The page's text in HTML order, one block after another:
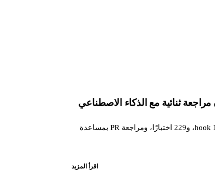
75 commit، و3 إضافات منتجية (التحقق بعد الترجمة، ملاحظة متعددة المواضع، وضع --news) ومنظومة جودة بمستوى صناعي (14 hook، و229 اختبارًا، ومراجعة PR بمساعدة
اقرأ المزيد